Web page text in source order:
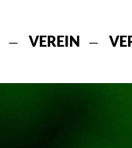
VEREIN